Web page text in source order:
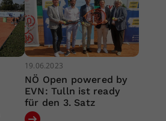
19.06.2023
NÖ Open powered by
EVN: Tulln ist ready
für den 3. Satz